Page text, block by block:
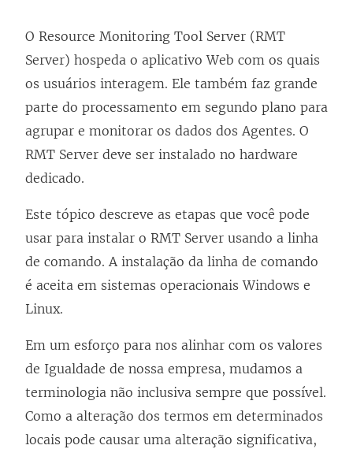
O Resource Monitoring Tool Server (RMT
Server) hospeda o aplicativo Web com os quais
os usuários interagem. Ele também faz grande
parte do processamento em segundo plano para
agrupar e monitorar os dados dos Agentes. O
RMT Server deve ser instalado no hardware
dedicado.
Este tópico descreve as etapas que você pode
usar para instalar o RMT Server usando a linha
de comando. A instalação da linha de comando
é aceita em sistemas operacionais Windows e
Linux.
Em um esforço para nos alinhar com os valores
de Igualdade de nossa empresa, mudamos a
terminologia não inclusiva sempre que possível.
Como a alteração dos termos em determinados
locais pode causar uma alteração significativa,